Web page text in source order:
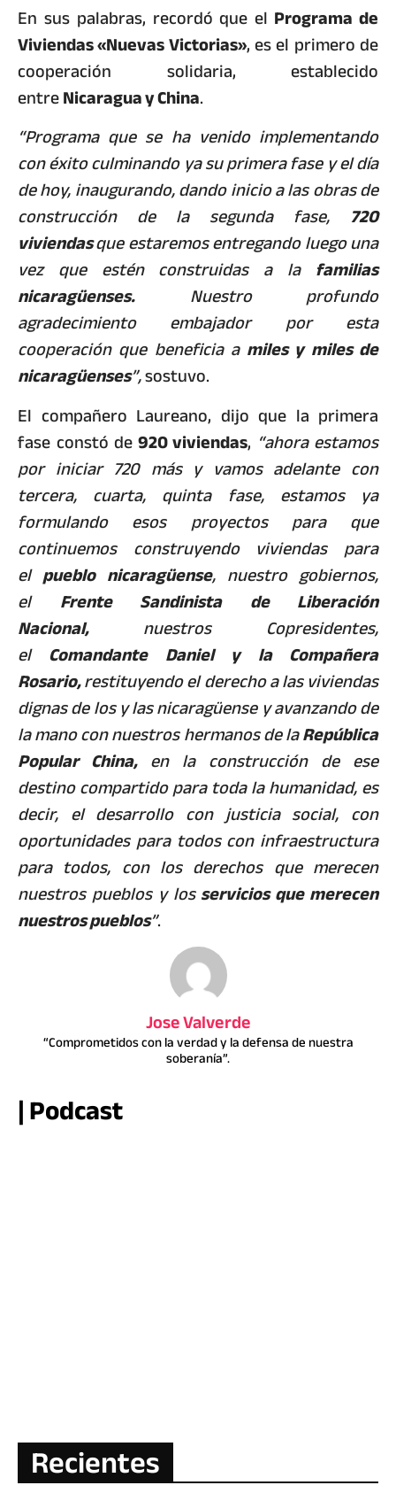
En sus palabras, recordó que el Programa de
Viviendas «Nuevas Victorias», es el primero de
cooperación solidaria, establecido
entreNicaragua y China.
“Programa que se ha venido implementando
con éxito culminando ya su primera fase y el día
de hoy, inaugurando, dando inicio a las obras de
construcción de la segunda fase, 720
viviendasque estaremos entregando luego una
vez que estén construidas a la familias
nicaragüenses. Nuestro profundo
agradecimiento embajador por esta
cooperación que beneficia a miles y miles de
nicaragüenses”,sostuvo.
El compañero Laureano, dijo que la primera
fase constó de920 viviendas, “ahora estamos
por iniciar 720 más y vamos adelante con
tercera, cuarta, quinta fase, estamos ya
formulando esos proyectos para que
continuemos construyendo viviendas para
elpueblo nicaragüense, nuestro gobiernos,
el Frente Sandinista de Liberación
Nacional, nuestros Copresidentes,
el Comandante Daniel y la Compañera
Rosario,restituyendo el derecho a las viviendas
dignas de los y las nicaragüense y avanzando de
la mano con nuestros hermanos de laRepública
Popular China, en la construcción de ese
destino compartido para toda la humanidad, es
decir, el desarrollo con justicia social, con
oportunidades para todos con infraestructura
para todos, con los derechos que merecen
nuestros pueblos y losservicios que merecen
nuestros pueblos”.
Jose Valverde
“Comprometidos con la verdad y la defensa de nuestra
soberanía”.
| Podcast
Recientes